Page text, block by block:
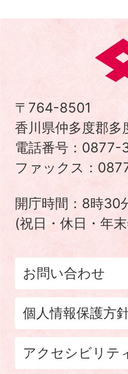
多
度
町
〒764-8501
香川県仲多度郡
電話番号：
ファックス：
開庁時間：8時30
(祝日・休日・年
お問い合わせ
個人情報保護方
アクセシビリテ